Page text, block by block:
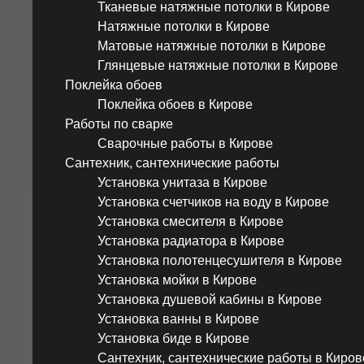
Тканевые натяжные потолки в Кирове
Натяжные потолки в Кирове
Матовые натяжные потолки в Кирове
Глянцевые натяжные потолки в Кирове
Поклейка обоев
Поклейка обоев в Кирове
Работы по сварке
Сварочные работы в Кирове
Сантехник, сантехнические работы
Установка унитаза в Кирове
Установка счетчиков на воду в Кирове
Установка смесителя в Кирове
Установка радиатора в Кирове
Установка полотенцесушителя в Кирове
Установка мойки в Кирове
Установка душевой кабины в Кирове
Установка ванны в Кирове
Установка биде в Кирове
Сантехник, сантехнические работы в